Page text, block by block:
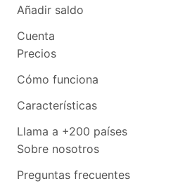
Añadir saldo
Cuenta
Precios
Cómo funciona
Características
Llama a +200 países
Sobre nosotros
Preguntas frecuentes